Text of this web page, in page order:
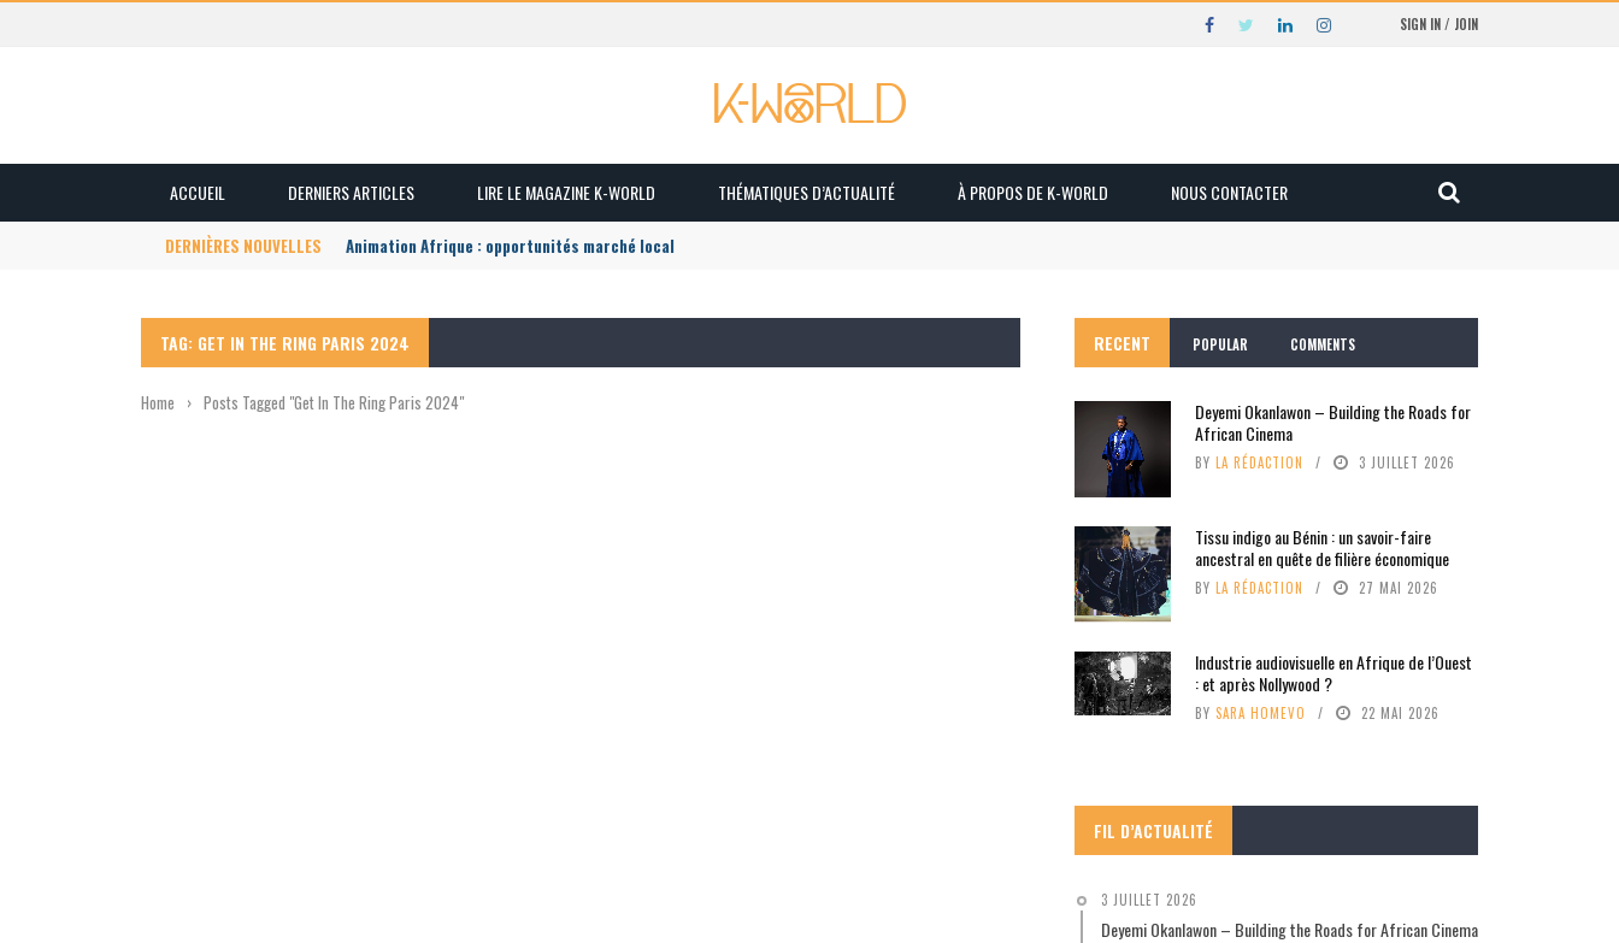
SIGN IN / JOIN
ACCUEIL DERNIERS ARTICLES LIRE LE MAGAZINE K-WORLD THÉMATIQUES D’ACTUALITÉ À PROPOS DE K-WORLD NOUS CONTACTER
DERNIÈRES NOUVELLES Animation Afrique : opportunités marché local
TAG: GET IN THE RING PARIS 2024
Home › Posts Tagged "Get In The Ring Paris 2024"
RECENT POPULAR COMMENTS
Deyemi Okanlawon – Building the Roads for
African Cinema
BY LA RÉDACTION 3 JUILLET 2026
Tissu indigo au Bénin : un savoir-faire
ancestral en quête de filière économique
BY LA RÉDACTION 27 MAI 2026
Industrie audiovisuelle en Afrique de l’Ouest
: et après Nollywood ?
BY SARA HOMEVO 22 MAI 2026
FIL D’ACTUALITÉ
3 JUILLET 2026
Deyemi Okanlawon – Building the Roads for African Cinema